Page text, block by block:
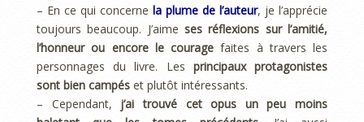
– En ce qui concerne la plume de l’auteur, je l’apprécie
toujours beaucoup. J’aime ses réflexions sur l’amitié,
l’honneur ou encore le courage faites à travers les
personnages du livre. Les principaux protagonistes
sont bien campés et plutôt intéressants.
– Cependant, j’ai trouvé cet opus un peu moins